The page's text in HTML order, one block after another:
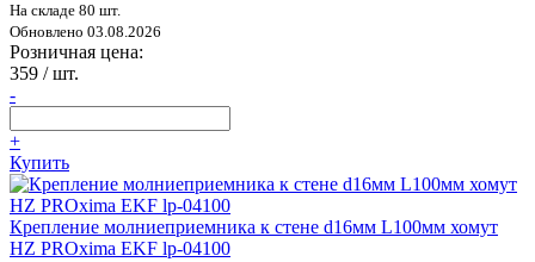
На складе 80 шт.
Обновлено 03.08.2026
Розничная цена:
359 / шт.
-
+
Купить
Крепление молниеприемника к стене d16мм L100мм хомут
HZ PROxima EKF lp-04100